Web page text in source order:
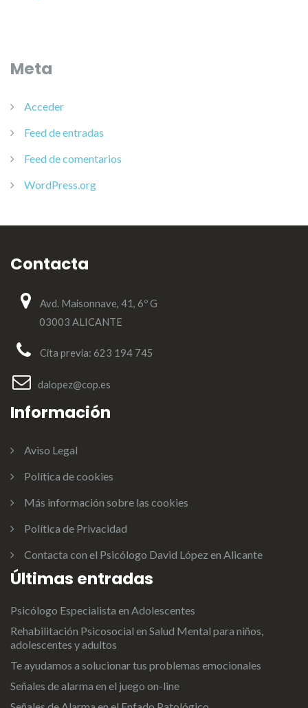
Meta
Acceder
Feed de entradas
Feed de comentarios
WordPress.org
Contacta
Avd. Maisonnave, 41, 6º G
03003 ALICANTE
Cita previa: 623 194 745
dalopez@cop.es
Información
Aviso Legal
Política de cookies
Más información sobre las cookies
Política de Privacidad
Contacta con el Psicólogo David López en Alicante
Últimas entradas
Psicólogo Especialista en Adolescentes
Rehabilitación Psicosocial en Salud Mental para niños,
adolescentes y adultos
Te ayudamos a solucionar tus problemas emocionales
Señales de alarma en el juego on-line